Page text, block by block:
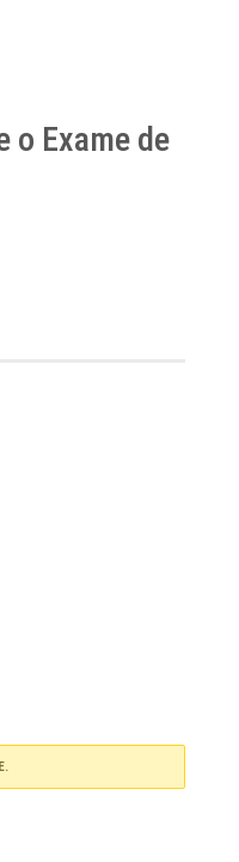
o Exame de